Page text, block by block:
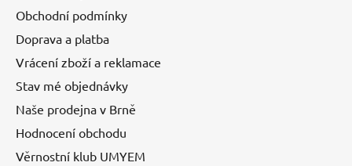
Obchodní podmínky
Doprava a platba
Vrácení zboží a reklamace
Stav mé objednávky
Naše prodejna v Brně
Hodnocení obchodu
Věrnostní klub UMYEM